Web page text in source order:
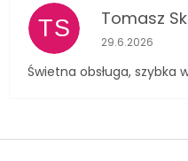
TS Tomasz
Hodnocení
29.6.2026
Świetna obsługa, szybka
Z